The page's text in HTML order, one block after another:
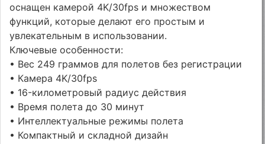
оснащен камерой 4K/30fps и множеством
функций, которые делают его простым и
увлекательным в использовании.
Ключевые особенности:
• Вес 249 граммов для полетов без регистрации
• Камера 4K/30fps
• 16-километровый радиус действия
• Время полета до 30 минут
• Интеллектуальные режимы полета
• Компактный и складной дизайн